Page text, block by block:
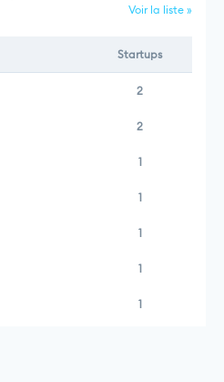
Voir la liste »
Startups
2
2
1
1
1
1
1